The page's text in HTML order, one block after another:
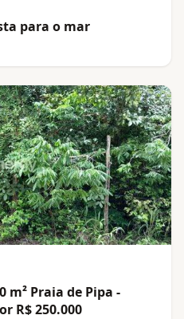
para o mar
m² Praia de Pipa -
R$ 250.000